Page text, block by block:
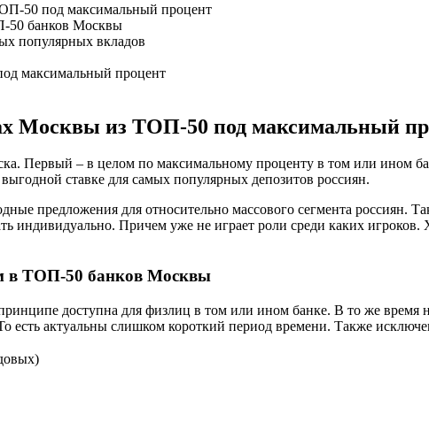
50 под максимальный процент
50 банков Москвы
популярных вкладов
максимальный процент
Москвы из ТОП-50 под максимальный
Первый – в целом по максимальному проценту в том или ином
ставке для самых популярных депозитов россиян.
предложения для относительно массового сегмента россиян.
индивидуально. Причем уже не играет роли среди каких
в ТОП-50 банков Москвы
доступна для физлиц в том или ином банке. В то же
есть актуальны слишком короткий период времени. Также